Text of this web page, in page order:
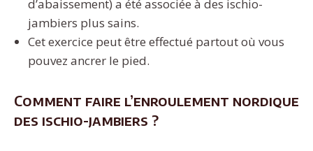
d’abaissement) a été associée à des ischio-
jambiers plus sains.
Cet exercice peut être effectué partout où vous
pouvez ancrer le pied.
Comment faire l’enroulement nordique
des ischio-jambiers ?